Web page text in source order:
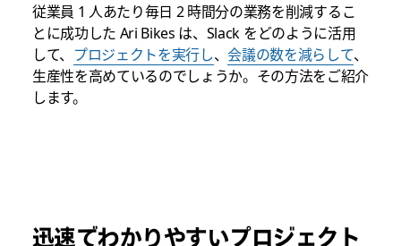
従業員 1 人あたり毎日 2 時間分の業務を削減するこ
とに成功した Ari Bikes は、Slack をどのように活用
して、 プロジェクトを実行し、会議の数を減らして、
生産性を高めているのでしょうか。その方法をご紹介
します。
迅速でわかりやすいプロジェクト